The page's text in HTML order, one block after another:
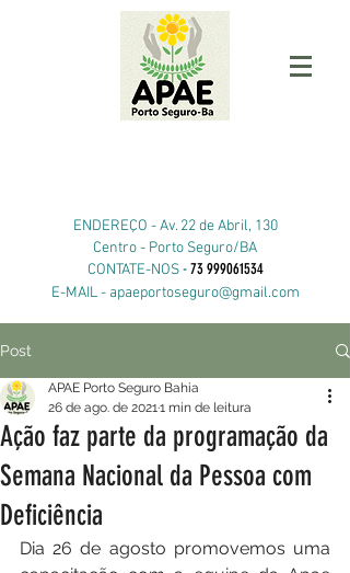
ENDEREÇO -Av. 22 de Abril, 130
Centro - Porto Seguro/BA
CONTATE-NOS- 73 999061534
E-MAIL - apaeportoseguro@gmail.com
Post
Ação faz parte da programação da
Semana Nacional da Pessoa com
Deficiência
APAE Porto Seguro Bahia
26 de ago. de 20211 min de leitura
Dia 26 de agosto promovemos uma